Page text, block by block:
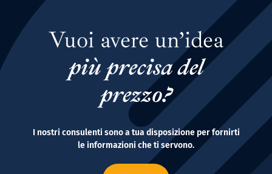
Vuoi avere un’idea
più precisa del
prezzo?
I nostri consulenti sono a tua disposizione per fornirti
le informazioni che ti servono.